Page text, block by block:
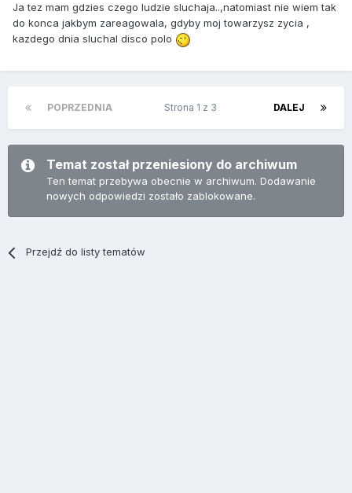
Ja tez mam gdzies czego ludzie sluchaja..,natomiast nie wiem tak
do konca jakbym zareagowala, gdyby moj towarzysz zycia ,
kazdego dnia sluchal disco polo
POPRZEDNIA DALEJ
Strona 1 z 3
Temat został przeniesiony do archiwum
Ten temat przebywa obecnie w archiwum. Dodawanie
nowych odpowiedzi zostało zablokowane.
Przejdź do listy tematów